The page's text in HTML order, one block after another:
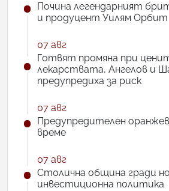
Почина легендарният
и продуцент Уилям Орбит
07 авг
Готвят промяна при
лекарствата, Ангелов и
предупредиха за риск
07 авг
Предупредителен
време
07 авг
Столична община гради
инвестиционна политика